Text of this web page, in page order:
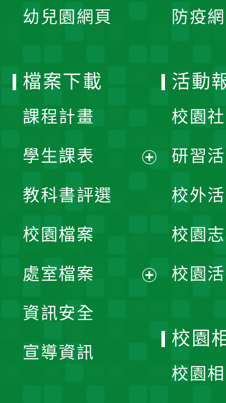
幼兒園網頁 防疫
檔案下載
課程計畫
學生課表
單
教科書評選
校園檔案
處室檔案
資訊安全
宣導資訊
活動
校園
研習
校外
校園
校園
校園
校園